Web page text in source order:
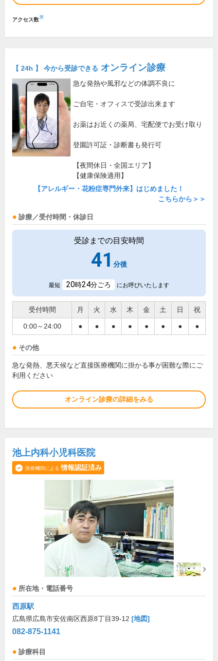
アクセス数※
【 24h 】 今から受診できる オンライン診療
急な発熱や風邪などの体調不良に
ご自宅・オフィスで受診出来ます
お薬はお近くの薬局、宅配便でお受け取り
登園許可証・診断書も発行可
【夜間休日・全国エリア】
【健康保険適用】
【アレルギー・花粉症専門外来】はじめました！
こちらから＞＞
診療／受付時間・休診日
受診までの目安時間
41 分後
最短 20時24分ごろ にお呼びいたします
受付時間 月 火 水 木 金 土 日 祝
0:00～24:00 ● ● ● ● ● ● ● ●
その他
急な発熱、悪天候など直接医療機関に掛かる事が困難な際にご
利用ください
オンライン診療の詳細をみる
池上内科小児科医院
医療機関による 情報認証済み
所在地・電話番号
西原駅
広島県広島市安佐南区西原8丁目39-12 [地図]
082-875-1141
診療科目